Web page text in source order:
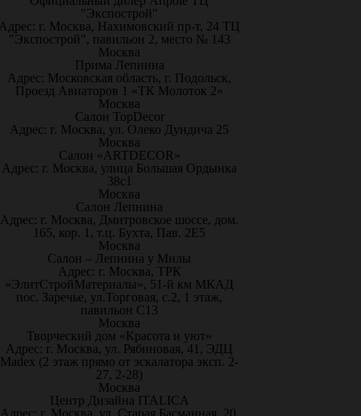
"Экспострой"
г. Москва, Нахимовский пр-т, 24 ТЦ
"Экспострой", павильон 2, место № 143
Москва
Прима Лепнина
Адрес: Московская область, г. Подольск,
Проезд Авиаторов 1 «ТК Молоток 2»
Москва
Салон TopDecor
Адрес: г. Москва, ул. Олеко Дундича 25
Москва
Салон «ARTDECOR»
Адрес: г. Москва, улица Большая Ордынка
38с1
Москва
Салон Лепнина
Адрес: г. Москва, Дмитровское шоссе, дом.
165, кор. 1, т.ц. Бухта, Пав. 2Е5
Москва
Салон – Лепнина у Милы
Адрес: г. Москва, ТРК
«ЭлитСтройМатериалы», 51-й км МКАД
пос. Заречье, ул.Торговая, с.2, 1 этаж,
павильон С13
Москва
Творческий дом «Красота и уют»
Адрес: г. Москва, ул. Рябиновая, 41, ЭДЦ
Madex (2 этаж прямо от эскалатора эксп. 2-
27, 2-28)
Москва
Центр Дизайна ITALICA
Адрес: г. Москва, ул. Старая Басманная, 20,